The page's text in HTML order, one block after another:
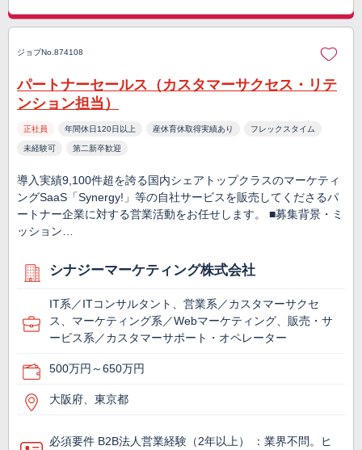
ジョブNo.874108
パートナーセールス（カスタマーサクセス・リテ
ンション担当）
正社員 年間休日120日以上 産休育休取得実績あり フレックスタイム
未経験可 第二新卒歓迎
導入実績9,100件超を誇る国内シェアトップクラスのマーケティ
ングSaaS「Synergy!」等の自社サービスを販売してくださるパ
ートナー企業に対する営業活動をお任せします。 ■募集背景・ミ
ッション…
シナジーマーケティング株式会社
IT系／ITコンサルタント、営業系／カスタマーサクセ
ス、マーケティング系／Webマーケティング、販売・サ
ービス系／カスタマーサポート・オペレーター
500万円～650万円
大阪府、東京都
必須要件 B2B法人営業経験（2年以上） ：業界不問。ヒ